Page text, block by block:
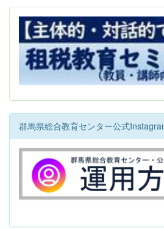
群馬県総合教育センター公式